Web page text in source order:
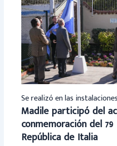
Se realizó en las
Madile participó del
conmemoración del
República de Italia